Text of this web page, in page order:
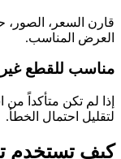
قارن السعر، الصور،
العرض المناسب.
مناسب للقطع غير
إذا لم تكن متأكداً
لتقليل احتمال الخطأ.
كيف تستخدم